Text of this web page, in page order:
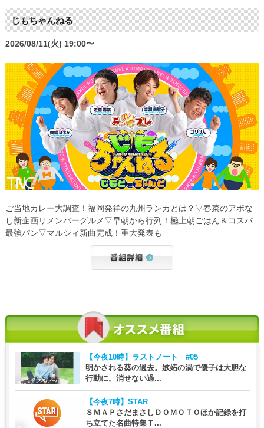
じもちゃんねる
2026/08/11(火) 19:00〜
ご当地カレー大調査！福岡発祥の九州ランカとは？▽春菜のアポな
し新企画リメンバーグルメ▽早朝から行列！極上朝ごはん＆コスパ
最強パン▽マルシィ新曲完成！重大発表も
【今夜10時】 ラストノート #05
明かされる葵の過去。嫉妬の渦で優子は大胆な
行動に。消せない過...
【今夜7時】 STAR
ＳＭＡＰさだまさしＤＯＭＯＴＯほか記録を打
ち立てた名曲特集Ｔ...